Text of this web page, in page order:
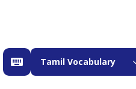
Tamil Vocabulary